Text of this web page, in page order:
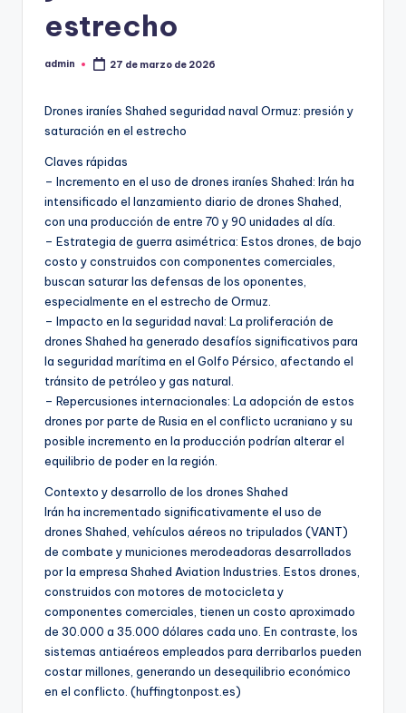
estrecho
Publicado
admin 27 de marzo de 2026
Drones iraníes Shahed seguridad naval Ormuz: presión y
saturación en el estrecho
Claves rápidas
– Incremento en el uso de drones iraníes Shahed: Irán ha
intensificado el lanzamiento diario de drones Shahed,
con una producción de entre 70 y 90 unidades al día.
– Estrategia de guerra asimétrica: Estos drones, de bajo
costo y construidos con componentes comerciales,
buscan saturar las defensas de los oponentes,
especialmente en el estrecho de Ormuz.
– Impacto en la seguridad naval: La proliferación de
drones Shahed ha generado desafíos significativos para
la seguridad marítima en el Golfo Pérsico, afectando el
tránsito de petróleo y gas natural.
– Repercusiones internacionales: La adopción de estos
drones por parte de Rusia en el conflicto ucraniano y su
posible incremento en la producción podrían alterar el
equilibrio de poder en la región.
Contexto y desarrollo de los drones Shahed
Irán ha incrementado significativamente el uso de
drones Shahed, vehículos aéreos no tripulados (VANT)
de combate y municiones merodeadoras desarrollados
por la empresa Shahed Aviation Industries. Estos drones,
construidos con motores de motocicleta y
componentes comerciales, tienen un costo aproximado
de 30.000 a 35.000 dólares cada uno. En contraste, los
sistemas antiaéreos empleados para derribarlos pueden
costar millones, generando un desequilibrio económico
en el conflicto. (huffingtonpost.es)